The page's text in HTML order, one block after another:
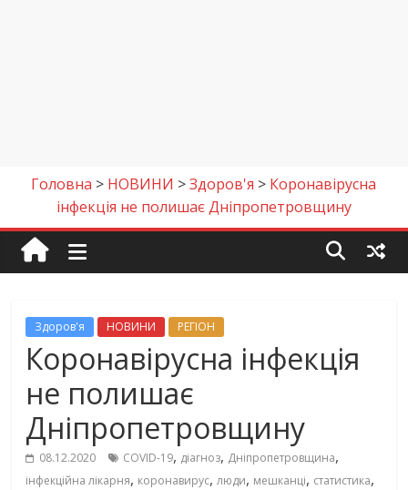
Головна > НОВИНИ >Здоров'я > Коронавірусна
інфекція не полишає Дніпропетровщину
Здоров'я НОВИНИ РЕГІОН
Коронавірусна інфекція
не полишає
Дніпропетровщину
08.12.2020 COVID-19, діагноз, Дніпропетровщина,
інфекційна лікарня, коронавирус,люди, мешканці, статистика,